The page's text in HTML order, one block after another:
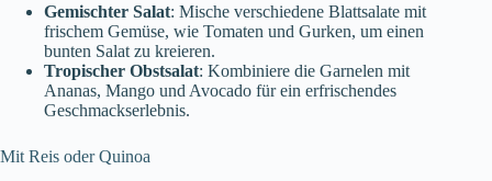
Gemischter Salat: Mische verschiedene Blattsalate mit
frischem Gemüse, wie Tomaten und Gurken, um einen
bunten Salat zu kreieren.
Tropischer Obstsalat: Kombiniere die Garnelen mit
Ananas, Mango und Avocado für ein erfrischendes
Geschmackserlebnis.
Mit Reis oder Quinoa